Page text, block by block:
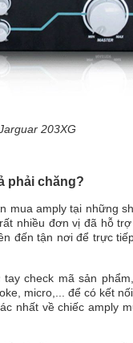
203XG
phải chăng?
mua amply tại những
nhiều đơn vị đã hỗ
đến tận nơi để trực
check mã sản
micro,... để có kết
nhất về chiếc amply